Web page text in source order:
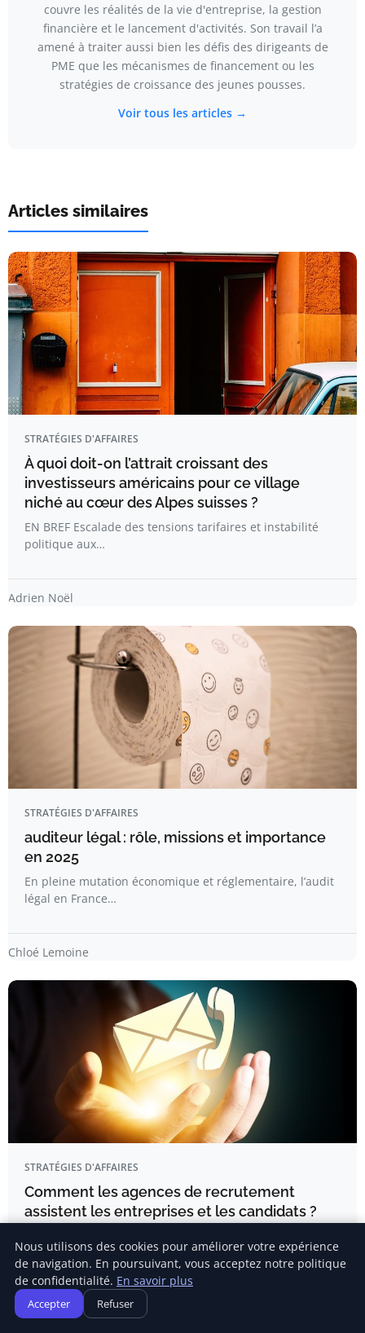
couvre les réalités de la vie d'entreprise, la gestion
financière et le lancement d'activités. Son travail l’a
amené à traiter aussi bien les défis des dirigeants de
PME que les mécanismes de financement ou les
stratégies de croissance des jeunes pousses.
Voir tous les articles →
Articles similaires
STRATÉGIES D'AFFAIRES
À quoi doit-on l’attrait croissant des
investisseurs américains pour ce village
niché au cœur des Alpes suisses ?
EN BREF Escalade des tensions tarifaires et instabilité
politique aux…
Adrien Noël
STRATÉGIES D'AFFAIRES
auditeur légal : rôle, missions et importance
en 2025
En pleine mutation économique et réglementaire, l’audit
légal en France…
Chloé Lemoine
STRATÉGIES D'AFFAIRES
Comment les agences de recrutement
assistent les entreprises et les candidats ?
trouver le collaborateur…
Chloé Lemoine
Nous utilisons des cookies pour améliorer votre expérience
de navigation. En poursuivant, vous acceptez notre politique
de confidentialité. En savoir plus
Accepter Refuser